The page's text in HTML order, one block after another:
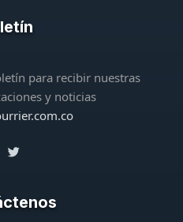
para recibir nuestras
y noticias